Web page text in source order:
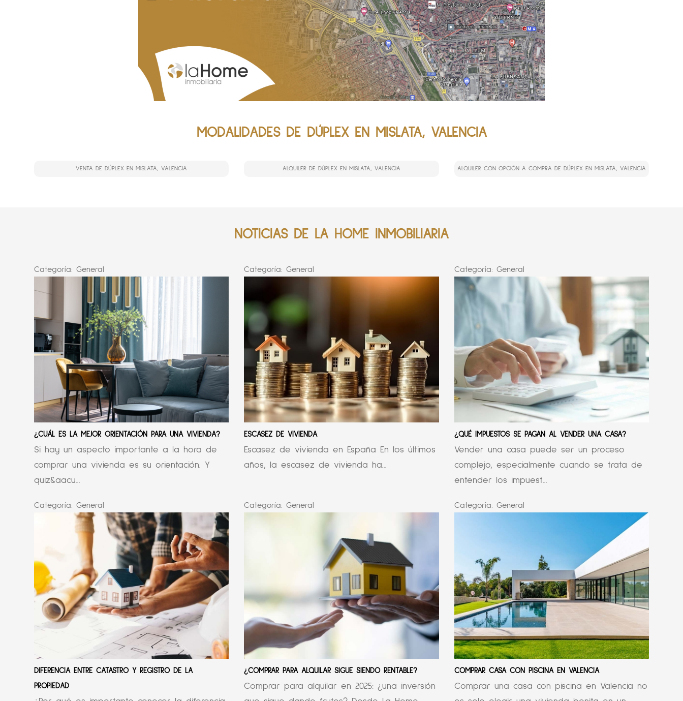
MODALIDADES DE DÚPLEX EN MISLATA, VALENCIA
VENTA DE DÚPLEX EN MISLATA, VALENCIA ALQUILER DE DÚPLEX EN MISLATA, VALENCIA ALQUILER CON OPCIÓN A COMPRA DE DÚPLEX EN MISLATA, VALENCIA
NOTICIAS DE LA HOME INMOBILIARIA
Categoría: General
¿CUÁL ES LA MEJOR ORIENTACIÓN PARA UNA VIVIENDA?
Si hay un aspecto importante a la hora de
comprar una vivienda es su orientación. Y
quiz&aacu...
Categoría:General
ESCASEZ DE VIVIENDA
Escasez de vivienda en España En los últimos
años, la escasez de vivienda ha...
Categoría: General
¿QUÉ IMPUESTOS SE PAGAN AL VENDER UNA CASA?
Vender una casa puede ser un proceso
complejo, especialmente cuando se trata de
entender los impuest...
Categoría: General
DIFERENCIA ENTRE CATASTRO Y REGISTRO DE LA
PROPIEDAD
Categoría:General
¿COMPRAR PARA ALQUILAR SIGUE SIENDO RENTABLE?
Comprar para alquilar en 2025: ¿una inversión
Categoría: General
COMPRAR CASA CON PISCINA EN VALENCIA
Comprar una casa con piscina en Valencia no